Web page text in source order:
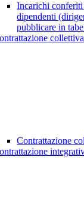
Incarichi conferiti
dipendenti
pubblicare in
collettiva
Contrattazione